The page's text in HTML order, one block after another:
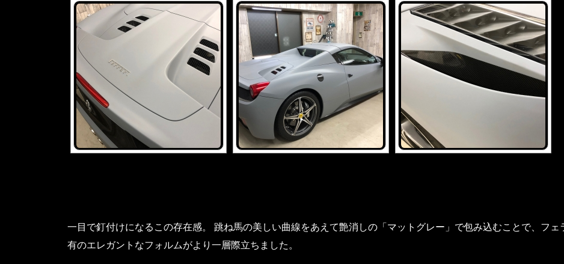
一目で釘付けになるこの存在感。 跳ね馬の美しい曲線をあえて艶消しの「マットグレー」で包み込むことで、フェ
有のエレガントなフォルムがより一層際立ちました。